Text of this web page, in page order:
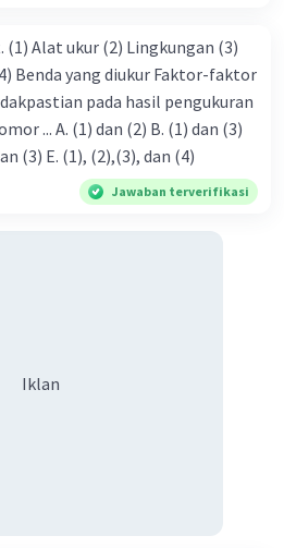
Alat ukur (2) Lingkungan (3)
Benda yang diukur Faktor-faktor
pada hasil pengukuran
(1) dan (3)
C. (1) dan (4) D. (1), (2), dan (3) E. (1), (2),(3), dan (4)
Jawaban terverifikasi
Iklan